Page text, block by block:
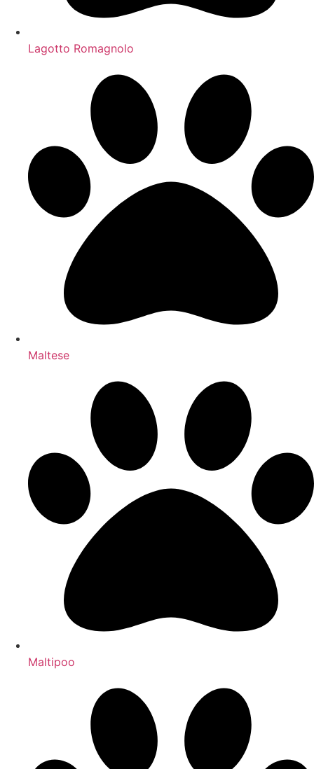
Lagotto Romagnolo
Maltese
Maltipoo